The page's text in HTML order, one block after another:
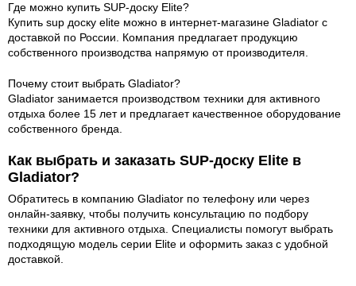
Где можно купить SUP-доску Elite?
Купить sup доску elite можно в интернет-магазине Gladiator с
доставкой по России. Компания предлагает продукцию
собственного производства напрямую от производителя.
Почему стоит выбрать Gladiator?
Gladiator занимается производством техники для активного
отдыха более 15 лет и предлагает качественное оборудование
собственного бренда.
Как выбрать и заказать SUP-доску Elite в
Gladiator?
Обратитесь в компанию Gladiator по телефону или через
онлайн-заявку, чтобы получить консультацию по подбору
техники для активного отдыха. Специалисты помогут выбрать
подходящую модель серии Elite и оформить заказ с удобной
доставкой.